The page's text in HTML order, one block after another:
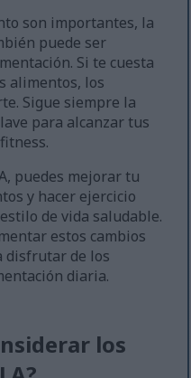
son importantes, la
puede ser
Si te cuesta
alimentos, los
Sigue siempre la
para alcanzar tus
puedes mejorar tu
y hacer ejercicio
de vida saludable.
estos cambios
disfrutar de los
diaria.
los